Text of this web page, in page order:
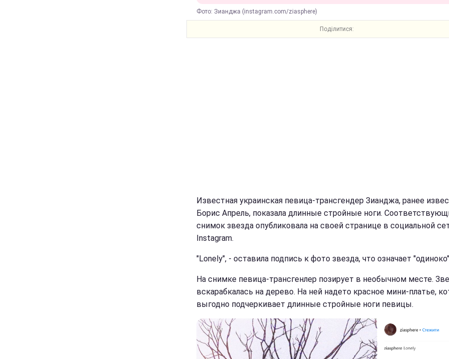
Фото: Зианджа (instagram.com/ziasphere)
Поділитися:
Известная украинская певица-трансгендер Зианджа, ранее
Борис Апрель, показала длинные стройные ноги.
снимок звезда опубликовала на своей странице в социальной
Instagram.
"Lonely", - оставила подпись к фото звезда, что означает
На снимке певица-трансгенлер позирует в необычном месте.
вскарабкалась на дерево. На ней надето красное мини-платье,
выгодно подчеркивает длинные стройные ноги певицы.